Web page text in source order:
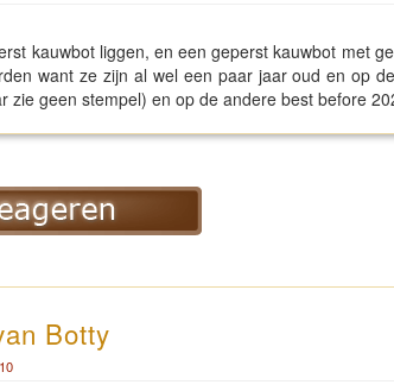
kauwbot liggen, en een geperst kauwbot met
want ze zijn al wel een paar jaar oud en op
zie geen stempel) en op de andere best before
Botty